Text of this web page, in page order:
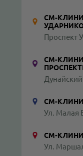
СМ-
Проспект
СМ-
СМ-
Ул. Малая
СМ-
Ул.